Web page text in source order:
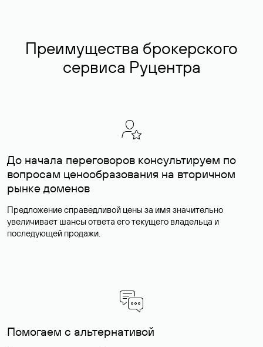
Преимущества брокерского
сервиса Руцентра
До начала переговоров консультируем по
вопросам ценообразования на вторичном
рынке доменов
Предложение справедливой цены за имя значительно
увеличивает шансы ответа его текущего владельца и
последующей продажи.
Помогаем с альтернативой